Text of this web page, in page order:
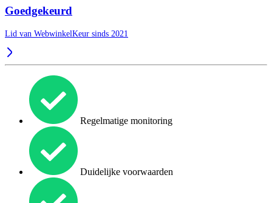
Goedgekeurd
Lid van WebwinkelKeur sinds 2021
Regelmatige monitoring
Duidelijke voorwaarden